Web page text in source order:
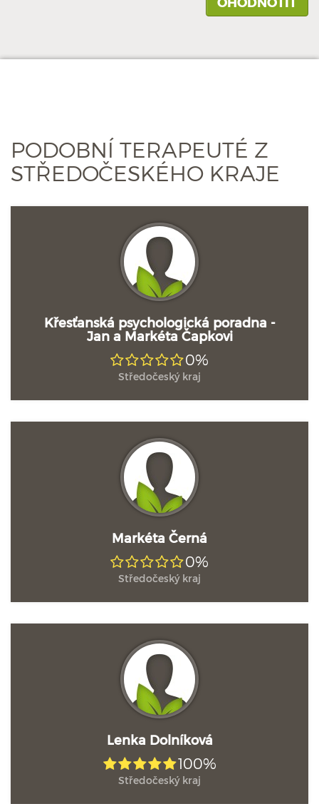
PODOBNÍ TERAPEUTÉ Z
STŘEDOČESKÉHO KRAJE
Křesťanská psychologická poradna -
Jan a Markéta Čapkovi
0%
Středočeský kraj
Markéta Černá
0%
Středočeský kraj
Lenka Dolníková
100%
Středočeský kraj